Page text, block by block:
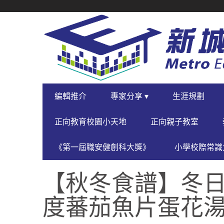
NAVIGATION
PRIMARY
NAVIGATION
編輯推介 專家分享 ▾ 生涯規劃
正向教育校園小天地 正向親子教室
《第一屆職安健創科大獎》 小學校際常
【秋冬食譜】冬
度蕃茄魚片蛋花